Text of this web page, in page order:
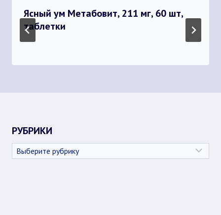
Ясный ум Метабовит, 211 мг, 60 шт,
таблетки
РУБРИКИ
Рубрики